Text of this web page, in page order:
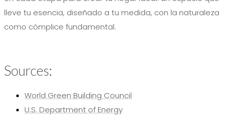
lleve tu esencia, diseñado a tu medida, con la naturaleza
como cómplice fundamental.
Sources:
World Green Building Council
U.S. Department of Energy